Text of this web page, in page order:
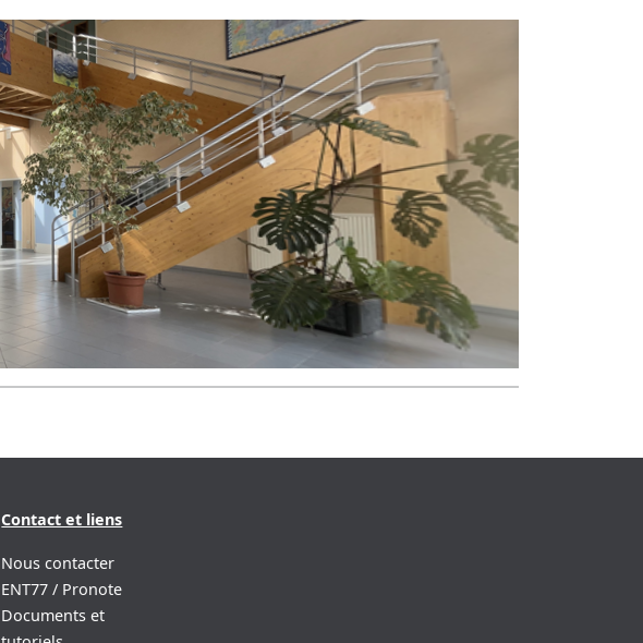
Contact et liens
Nous contacter
ENT77 / Pronote
Documents et